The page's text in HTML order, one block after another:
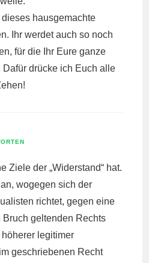
hausgemachte
Ihr werdet auch so noch
für die Ihr Eure ganze
Dafür drücke ich Euch alle
Ziele der „Widerstand“ hat.
wogegen sich der
richtet, gegen eine
geltenden Rechts
legitimer
geschriebenen Recht